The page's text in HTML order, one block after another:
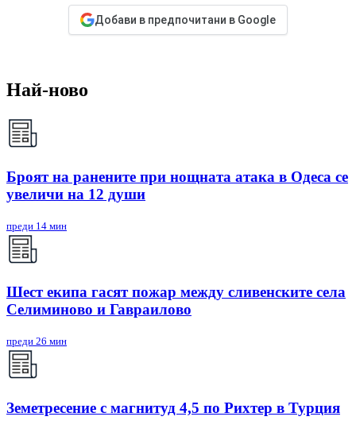
Добави в предпочитани в Google
Най-ново
Броят на ранените при нощната атака в Одеса се
увеличи на 12 души
преди 14 мин
Шест екипа гасят пожар между сливенските села
Селиминово и Гавраилово
преди 26 мин
Земетресение с магнитуд 4,5 по Рихтер в Турция